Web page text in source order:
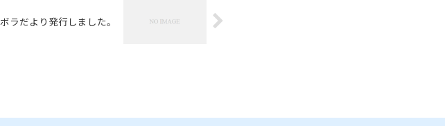
ボラだより発行しました。